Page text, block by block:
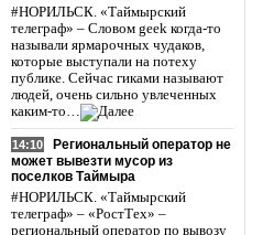
#НОРИЛЬСК. «Таймырский
телеграф» – Словом geek когда-то
называли ярмарочных чудаков,
которые выступали на потеху
публике. Сейчас гиками называют
людей, очень сильно увлеченных
каким-то…
14:10
Региональный оператор не
может вывезти мусор из
поселков Таймыра
#НОРИЛЬСК. «Таймырский
телеграф» – «РостТех» –
региональный оператор по вывозу